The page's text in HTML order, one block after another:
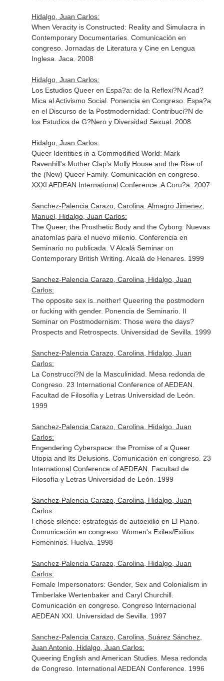
Hidalgo, Juan Carlos:
When Veracity is Constructed: Reality and Simulacra in
Contemporary Documentaries. Comunicación en
congreso. Jornadas de Literatura y Cine en Lengua
Inglesa. Jaca. 2008
Hidalgo, Juan Carlos:
Los Estudios Queer en Espa?a: de la Reflexi?N Acad?
Mica al Activismo Social. Ponencia en Congreso. Espa?a
en el Discurso de la Postmodernidad: Contribuci?N de
los Estudios de G?Nero y Diversidad Sexual. 2008
Hidalgo, Juan Carlos:
Queer Identities in a Commodified World: Mark
Ravenhill's Mother Clap's Molly House and the Rise of
the (New) Queer Family. Comunicación en congreso.
XXXI AEDEAN International Conference. A Coru?a. 2007
Sanchez-Palencia Carazo, Carolina, Almagro Jimenez,
Manuel, Hidalgo, Juan Carlos:
The Queer, the Prosthetic Body and the Cyborg: Nuevas
anatomías para el nuevo milenio. Conferencia en
Seminario no publicada. V Alcalá Seminar on
Contemporary British Writing. Alcalá de Henares. 1999
Sanchez-Palencia Carazo, Carolina, Hidalgo, Juan
Carlos:
The opposite sex is..neither! Queering the postmodern
or fucking with gender. Ponencia de Seminario. II
Seminar on Postmodernism: Those were the days?
Prospects and Retrospects. Universidad de Sevilla. 1999
Sanchez-Palencia Carazo, Carolina, Hidalgo, Juan
Carlos:
La Construcci?N de la Masculinidad. Mesa redonda de
Congreso. 23 International Conference of AEDEAN.
Facultad de Filosofía y Letras Universidad de León.
1999
Sanchez-Palencia Carazo, Carolina, Hidalgo, Juan
Carlos:
Engendering Cyberspace: the Promise of a Queer
Utopia and Its Delusions. Comunicación en congreso. 23
International Conference of AEDEAN. Facultad de
Filosofía y Letras Universidad de León. 1999
Sanchez-Palencia Carazo, Carolina, Hidalgo, Juan
Carlos:
I chose silence: estrategias de autoexilio en El Piano.
Comunicación en congreso. Women's Exiles/Exilios
Femeninos. Huelva. 1998
Sanchez-Palencia Carazo, Carolina, Hidalgo, Juan
Carlos:
Female Impersonators: Gender, Sex and Colonialism in
Timberlake Wertenbaker and Caryl Churchill.
Comunicación en congreso. Congreso Internacional
AEDEAN XXI. Universidad de Sevilla. 1997
Sanchez-Palencia Carazo, Carolina, Suárez Sánchez,
Juan Antonio, Hidalgo, Juan Carlos:
Queering English and American Studies. Mesa redonda
de Congreso. International AEDEAN Conference. 1996